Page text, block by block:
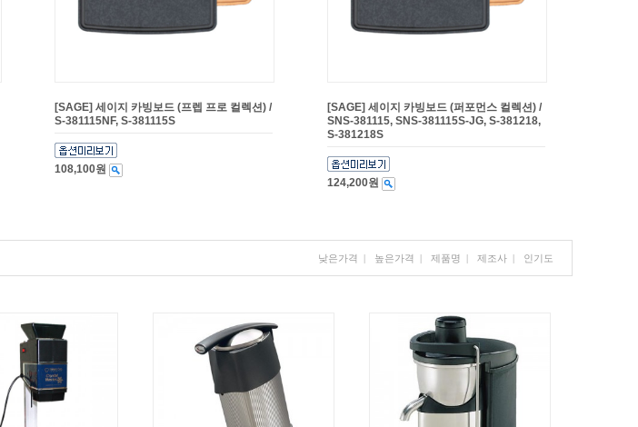
[SAGE] 세이지 카빙보드 (프렙 프로 컬렉션) /
S-381115NF, S-381115S
108,100원
[SAGE] 세이지 카빙보드 (퍼포먼스 컬렉션) /
SNS-381115, SNS-381115S-JG, S-381218,
S-381218S
124,200원
낮은가격 높은가격 제품명 제조사 인기도